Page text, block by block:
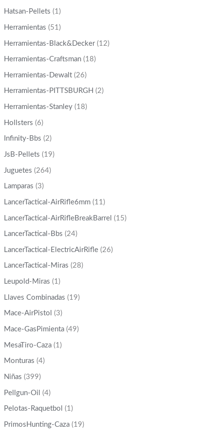
Hatsan-Pellets (1)
Herramientas (51)
Herramientas-Black&Decker (12)
Herramientas-Craftsman (18)
Herramientas-Dewalt (26)
Herramientas-PITTSBURGH (2)
Herramientas-Stanley (18)
Hollsters (6)
Infinity-Bbs (2)
JsB-Pellets (19)
Juguetes (264)
Lamparas (3)
LancerTactical-AirRifle6mm (11)
LancerTactical-AirRifleBreakBarrel (15)
LancerTactical-Bbs (24)
LancerTactical-ElectricAirRifle (26)
LancerTactical-Miras (28)
Leupold-Miras (1)
Llaves Combinadas (19)
Mace-AirPistol (3)
Mace-GasPimienta (49)
MesaTiro-Caza (1)
Monturas (4)
Niñas (399)
Pellgun-Oil (4)
Pelotas-Raquetbol (1)
PrimosHunting-Caza (19)